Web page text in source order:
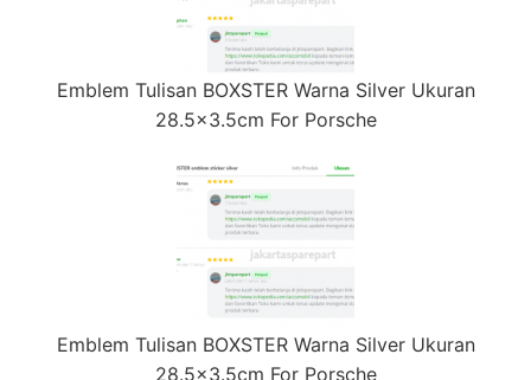
Emblem Tulisan BOXSTER Warna Silver Ukuran
28.5×3.5cm For Porsche
Emblem Tulisan BOXSTER Warna Silver Ukuran
28.5×3.5cm For Porsche